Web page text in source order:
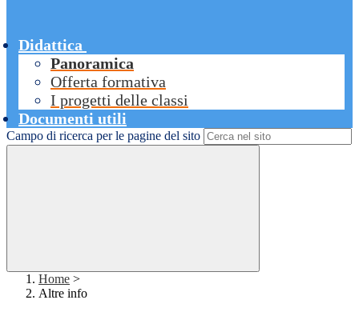
Didattica
Panoramica
Offerta formativa
I progetti delle classi
Documenti utili
Campo di ricerca per le pagine del sito
Home >
Altre info